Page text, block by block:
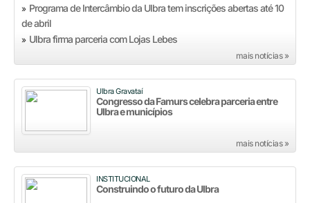
» Programa de Intercâmbio da Ulbra tem inscrições abertas até 10
de abril
» Ulbra firma parceria com Lojas Lebes
mais notícias »
Ulbra Gravataí
Congresso da Famurs celebra parceria entre
Ulbra e municípios
mais notícias »
INSTITUCIONAL
Construindo o futuro da Ulbra